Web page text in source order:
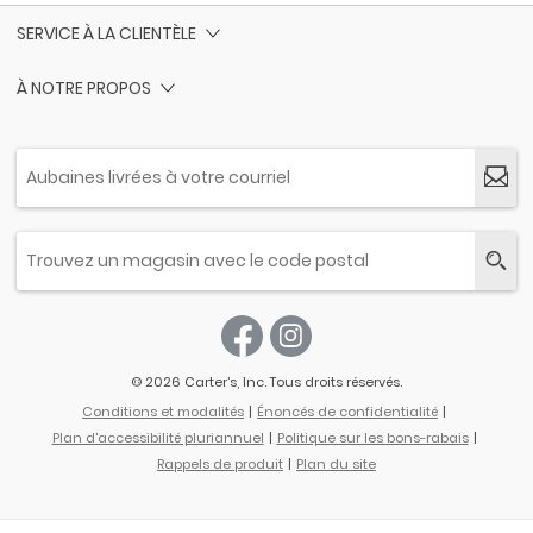
SERVICE À LA CLIENTÈLE
À NOTRE PROPOS
© 2026 Carter’s, Inc. Tous droits réservés.
Conditions et modalités
Énoncés de confidentialité
Plan d'accessibilité pluriannuel
Politique sur les bons-rabais
Rappels de produit
Plan du site